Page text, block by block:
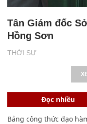
THỜI SỰ
Tân Giám đốc
Hồng Sơn
Đọc nhiều
Bảng công thức đạo